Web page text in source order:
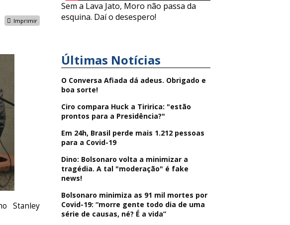
Imprimir
Stanley
Sem a Lava Jato, Moro não passa da
esquina. Daí o desespero!
Últimas Notícias
O Conversa Afiada dá adeus. Obrigado e
boa sorte!
Ciro compara Huck a Tiririca: "estão
prontos para a Presidência?"
Em 24h, Brasil perde mais 1.212 pessoas
para a Covid-19
Dino: Bolsonaro volta a minimizar a
tragédia. A tal "moderação" é fake
news!
Bolsonaro minimiza as 91 mil mortes por
Covid-19: “morre gente todo dia de uma
série de causas, né? É a vida”